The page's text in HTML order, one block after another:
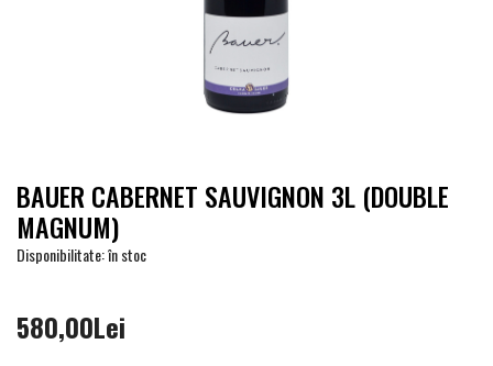
BAUER CABERNET SAUVIGNON 3L (DOUBLE
MAGNUM)
Disponibilitate: în stoc
580,00Lei